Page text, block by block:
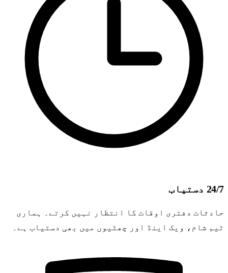
24/7 دستیاب
حادثات دفتری اوقات کا انتظار نہیں کرتے۔ ہماری
ٹیم شام، ویک اینڈ اور چھٹیوں میں بھی دستیاب ہے۔